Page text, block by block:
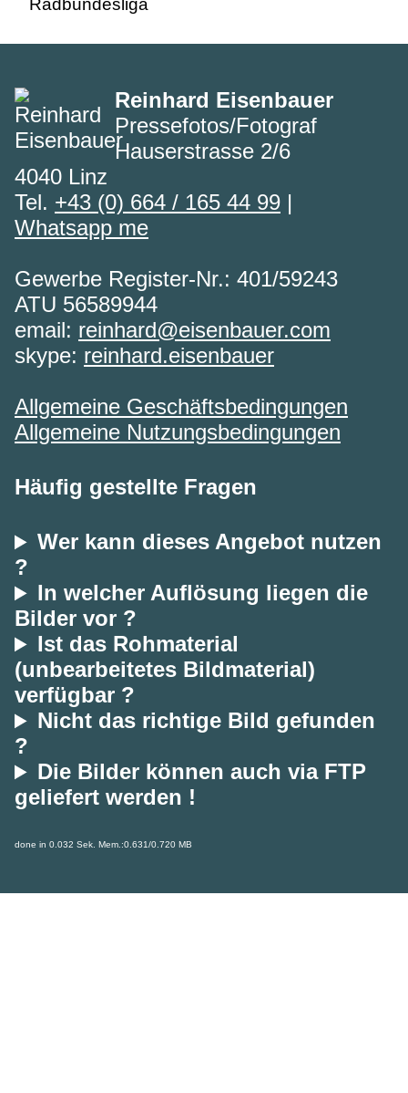
Reinhard Eisenbauer
Pressefotos/Fotograf
Hauserstrasse 2/6
4040 Linz
Tel. +43 (0) 664 / 165 44 99 |
Whatsapp me
Gewerbe Register-Nr.: 401/59243
ATU 56589944
email: reinhard@eisenbauer.com
skype: reinhard.eisenbauer
Allgemeine Geschäftsbedingungen
Allgemeine Nutzungsbedingungen
Häufig gestellte Fragen
Wer kann dieses Angebot nutzen
?
In welcher Auflösung liegen die
Bilder vor ?
Ist das Rohmaterial
(unbearbeitetes Bildmaterial)
verfügbar ?
Nicht das richtige Bild gefunden
?
Die Bilder können auch via FTP
geliefert werden !
done in 0.032 Sek. Mem.:0.631/0.720 MB